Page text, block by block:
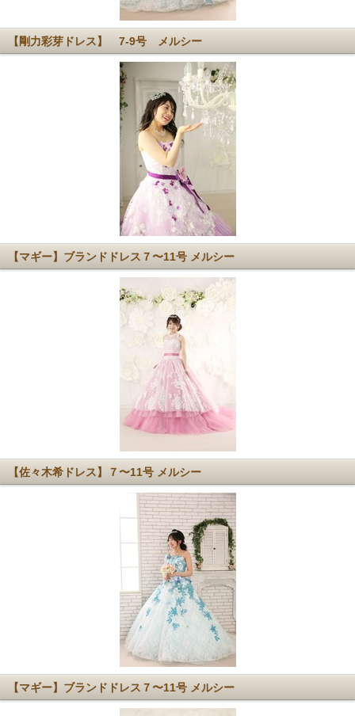
【剛力彩芽ドレス】 7-9号 メルシー
【マギー】ブランドドレス７〜11号 メルシー
【佐々木希ドレス】７〜11号 メルシー
【マギー】ブランドドレス７〜11号 メルシー